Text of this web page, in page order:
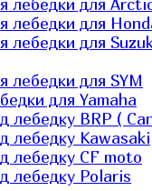
лебедки для
лебедки для
лебедки для
лебедки для SYM
для Yamaha
лебедку BRP (
лебедку Kawasaki
лебедку СF moto
лебедку Polaris